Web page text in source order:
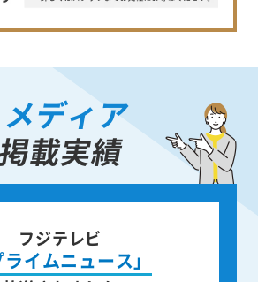
メディア
掲載実績
書籍出版
身近な人が
った後の遺品整理